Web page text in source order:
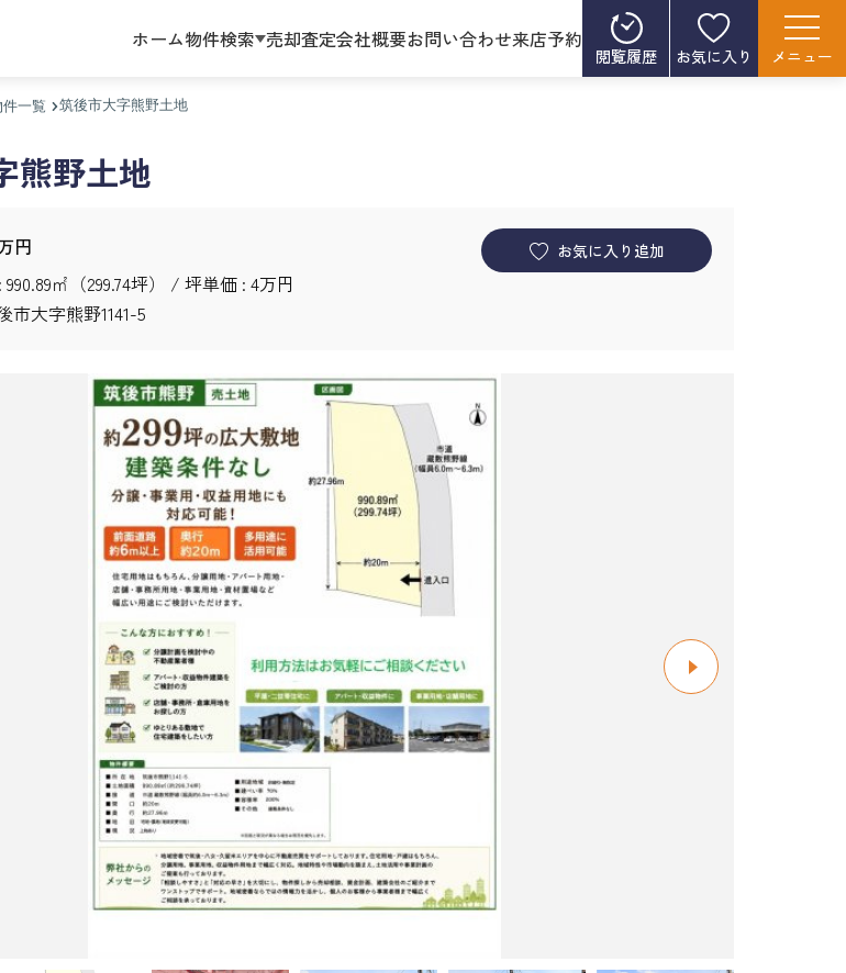
ホーム物件検索 売却査定会社概要お問い合わせ来店予約
閲覧履歴 お気に入り メニュー
一覧 筑後市大字熊野土地
熊野土地
円
㎡（299.74坪） / 坪単価 : 4万円
市大字熊野1141-5
お気に入り追加